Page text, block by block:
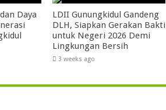
Daya
LDII Gunungkidul Gandeng
DLH, Siapkan Gerakan Bakti
untuk Negeri 2026 Demi
Lingkungan Bersih
3 weeks ago